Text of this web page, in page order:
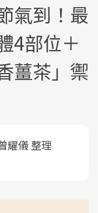
氣到！最
4部位＋
薑茶」禦
耀儀 整理